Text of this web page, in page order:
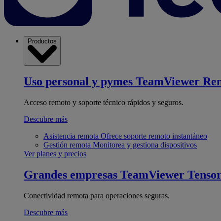
Productos
Uso personal y pymes TeamViewer
Acceso remoto y soporte técnico rápidos y seguros.
Descubre más
Asistencia remota Ofrece soporte remoto instantáneo
Gestión remota Monitorea y gestiona dispositivos
Ver planes y precios
Grandes empresas TeamViewer Tensor
Conectividad remota para operaciones seguras.
Descubre más